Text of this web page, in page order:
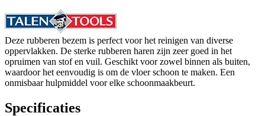
Deze rubberen bezem is perfect voor het reinigen van diverse
oppervlakken. De sterke rubberen haren zijn zeer goed in het
opruimen van stof en vuil. Geschikt voor zowel binnen als buiten,
waardoor het eenvoudig is om de vloer schoon te maken. Een
onmisbaar hulpmiddel voor elke schoonmaakbeurt.
Specificaties